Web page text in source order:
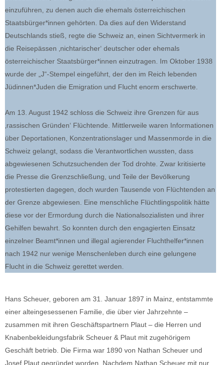
einzuführen, zu denen auch die ehemals österreichischen
Staatsbürger*innen gehörten. Da dies auf den Widerstand
Deutschlands stieß, regte die Schweiz an, einen Sichtvermerk in
die Reisepässen ‚nichtarischer‘ deutscher oder ehemals
österreichischer Staatsbürger*innen einzutragen. Im Oktober 1938
wurde der „J“-Stempel eingeführt, der den im Reich lebenden
Jüdinnen*Juden die Emigration und Flucht enorm erschwerte.
Am 13. August 1942 schloss die Schweiz ihre Grenzen für aus
‚rassischen Gründen‘ Flüchtende. Mittlerweile waren Informationen
über Deportationen, Konzentrationslager und Massenmorde in die
Schweiz gelangt, sodass die Verantwortlichen wussten, dass
abgewiesenen Schutzsuchenden der Tod drohte. Zwar kritisierte
die Presse die Grenzschließung, und Teile der Bevölkerung
protestierten dagegen, doch wurden Tausende von Flüchtenden an
der Grenze abgewiesen. Eine menschliche Flüchtlingspolitik hätte
diese vor der Ermordung durch die Nationalsozialisten und ihrer
Gehilfen bewahrt. So konnten durch den engagierten Einsatz
einzelner Beamt*innen und illegal agierender Fluchthelfer*innen
nach 1942 nur wenige Menschenleben durch eine gelungene
Flucht in die Schweiz gerettet werden.
Hans Scheuer, geboren am 31. Januar 1897 in Mainz, entstammte
einer alteingesessenen Familie, die über vier Jahrzehnte –
zusammen mit ihren Geschäftspartnern Plaut – die Herren und
Knabenbekleidungsfabrik Scheuer & Plaut mit zugehörigem
Geschäft betrieb. Die Firma war 1890 von Nathan Scheuer und
Josef Plaut gegründet worden. Nachdem Nathan Scheuer mit nur